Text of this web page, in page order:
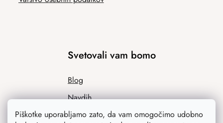
Piškotke uporabljamo zato, da vam omogočimo udobno
Svetovali vam bomo
Blog
Navdih